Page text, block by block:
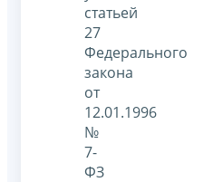
статьей
27
Федерального
закона
от
12.01.1996
№
7-
ФЗ